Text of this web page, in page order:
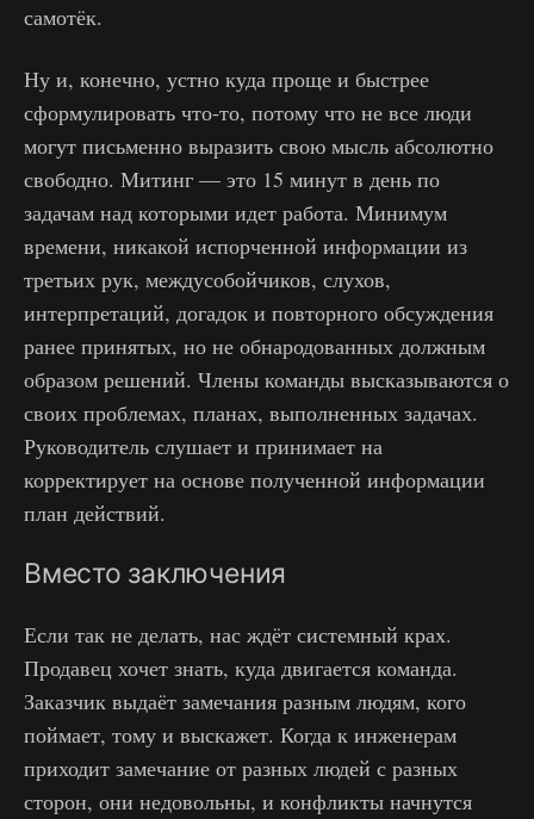
самотёк.
Ну и, конечно, устно куда проще и быстрее
сформулировать что-то, потому что не все люди
могут письменно выразить свою мысль абсолютно
свободно. Митинг — это 15 минут в день по
задачам над которыми идет работа. Минимум
времени, никакой испорченной информации из
третьих рук, междусобойчиков, слухов,
интерпретаций, догадок и повторного обсуждения
ранее принятых, но не обнародованных должным
образом решений. Члены команды высказываются о
своих проблемах, планах, выполненных задачах.
Руководитель слушает и принимает на
корректирует на основе полученной информации
план действий.
Вместо заключения
Если так не делать, нас ждёт системный крах.
Продавец хочет знать, куда двигается команда.
Заказчик выдаёт замечания разным людям, кого
поймает, тому и выскажет. Когда к инженерам
приходит замечание от разных людей с разных
сторон, они недовольны, и конфликты начнутся